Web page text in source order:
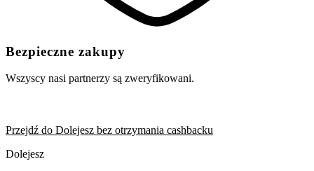
Bezpieczne zakupy
Wszyscy nasi partnerzy są zweryfikowani.
Przejdź do Dolejesz bez otrzymania cashbacku
Dolejesz